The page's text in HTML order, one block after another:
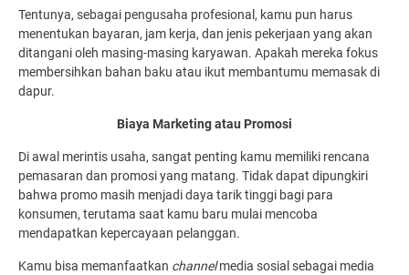
Tentunya, sebagai pengusaha profesional, kamu pun harus
menentukan bayaran, jam kerja, dan jenis pekerjaan yang akan
ditangani oleh masing-masing karyawan. Apakah mereka fokus
membersihkan bahan baku atau ikut membantumu memasak di
dapur.
Biaya Marketing atau Promosi
Di awal merintis usaha, sangat penting kamu memiliki rencana
pemasaran dan promosi yang matang. Tidak dapat dipungkiri
bahwa promo masih menjadi daya tarik tinggi bagi para
konsumen, terutama saat kamu baru mulai mencoba
mendapatkan kepercayaan pelanggan.
Kamu bisa memanfaatkan channelmedia sosial sebagai media